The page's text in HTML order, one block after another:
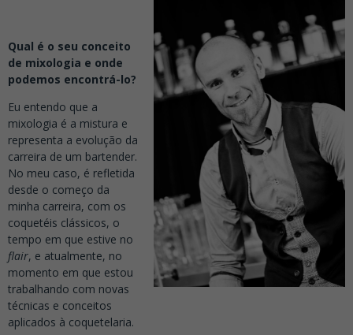
Qual é o seu conceito
de mixologia e onde
podemos encontrá-lo?
Eu entendo que a
mixologia é a mistura e
representa a evolução da
carreira de um bartender.
No meu caso, é refletida
desde o começo da
minha carreira, com os
coquetéis clássicos, o
tempo em que estive no
flair, e atualmente, no
momento em que estou
trabalhando com novas
técnicas e conceitos
aplicados à coquetelaria.